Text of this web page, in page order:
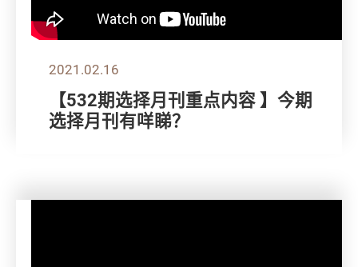
2021.02.16
【532期选择月刊重点内容 】今期
选择月刊有咩睇？